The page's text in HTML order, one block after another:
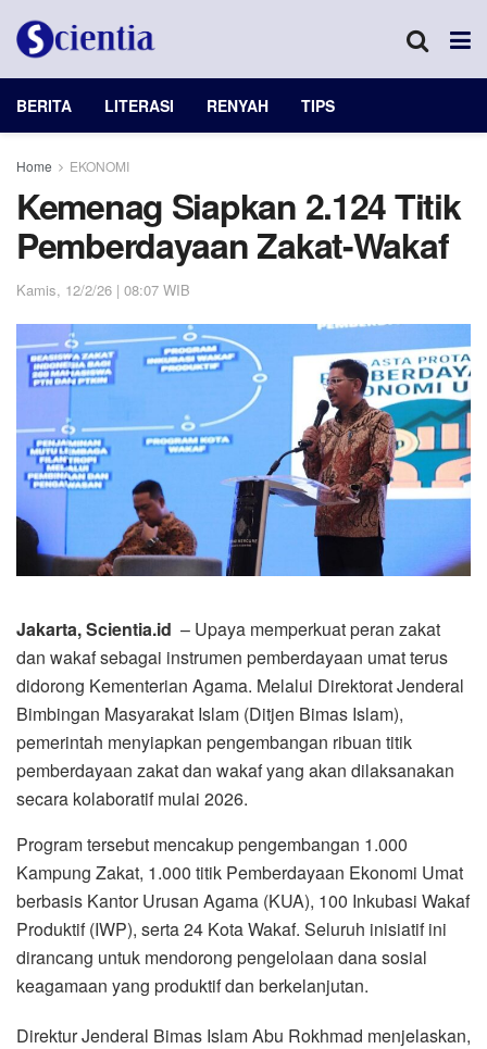
BERITA LITERASI RENYAH TIPS
Home EKONOMI
Kemenag Siapkan 2.124 Titik
Pemberdayaan Zakat-Wakaf
Kamis, 12/2/26 | 08:07 WIB
Jakarta, Scientia.id – Upaya memperkuat peran zakat
dan wakaf sebagai instrumen pemberdayaan umat terus
didorong Kementerian Agama. Melalui Direktorat Jenderal
Bimbingan Masyarakat Islam (Ditjen Bimas Islam),
pemerintah menyiapkan pengembangan ribuan titik
pemberdayaan zakat dan wakaf yang akan dilaksanakan
secara kolaboratif mulai 2026.
Program tersebut mencakup pengembangan 1.000
Kampung Zakat, 1.000 titik Pemberdayaan Ekonomi Umat
berbasis Kantor Urusan Agama (KUA), 100 Inkubasi Wakaf
Produktif (IWP), serta 24 Kota Wakaf. Seluruh inisiatif ini
dirancang untuk mendorong pengelolaan dana sosial
keagamaan yang produktif dan berkelanjutan.
Direktur Jenderal Bimas Islam Abu Rokhmad menjelaskan,